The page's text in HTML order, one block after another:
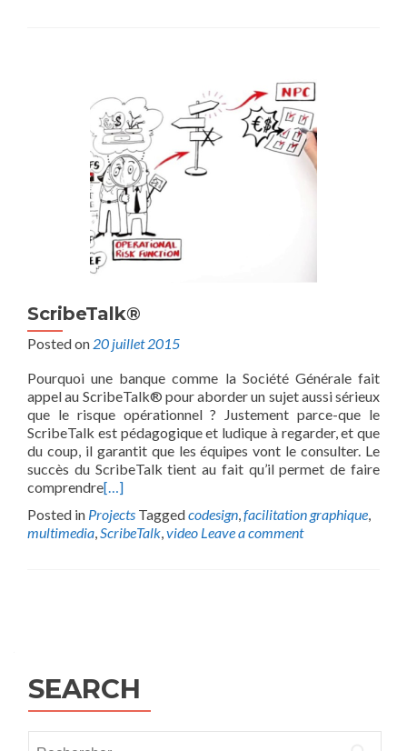
ScribeTalk®
Posted on 20 juillet 2015
Pourquoi une banque comme la Société Générale fait
appel au ScribeTalk® pour aborder un sujet aussi sérieux
que le risque opérationnel ? Justement parce-que le
ScribeTalk est pédagogique et ludique à regarder, et que
du coup, il garantit que les équipes vont le consulter. Le
succès du ScribeTalk tient au fait qu’il permet de faire
comprendre[…]
Posted in Projects Taggedcodesign,facilitation graphique,
multimedia,ScribeTalk,video Leave a comment
SEARCH